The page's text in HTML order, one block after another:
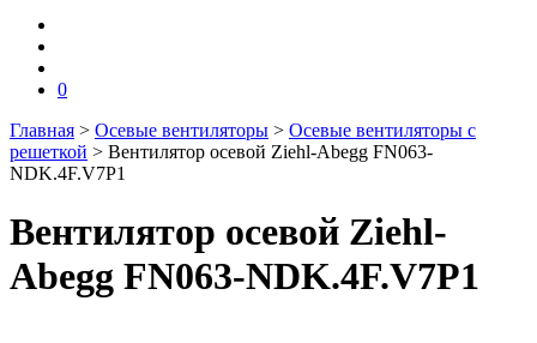
0
Главная > Осевые вентиляторы > Осевые вентиляторы с
решеткой > Вентилятор осевой Ziehl-Abegg FN063-
NDK.4F.V7P1
Вентилятор осевой Ziehl-
Abegg FN063-NDK.4F.V7P1